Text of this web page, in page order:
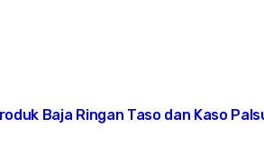
Baja Ringan Taso dan Kaso